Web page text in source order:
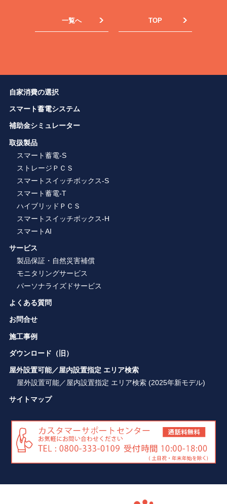
一覧へ TOP
自家消費の選択
スマート蓄電システム
補助金シミュレーター
取扱製品
スマート蓄電-S
ストレージＰＣＳ
スマートスイッチボックス-S
スマート蓄電-T
ハイブリッドＰＣＳ
スマートスイッチボックス-H
スマートAI
サービス
製品保証・自然災害補償
モニタリングサービス
パーソナライズドサービス
よくある質問
お問合せ
施工事例
ダウンロード（旧）
屋外設置可能／屋内設置指定 エリア検索
屋外設置可能／屋内設置指定 エリア検索 (2025年新モデル)
サイトマップ